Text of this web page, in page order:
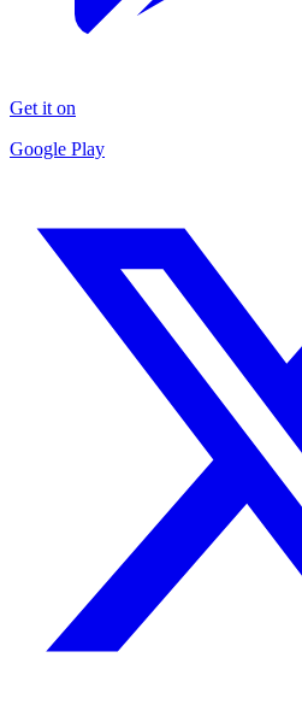
Get it on
Google Play